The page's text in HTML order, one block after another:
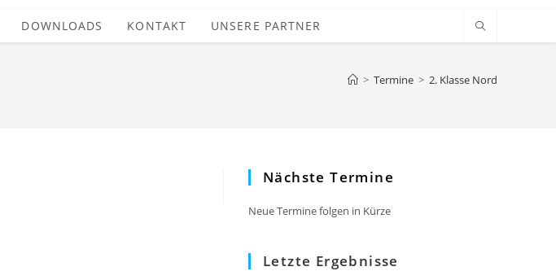
DOWNLOADS KONTAKT UNSERE PARTNER
> Termine > 2. Klasse Nord
Nächste Termine
Neue Termine folgen in Kürze
Letzte Ergebnisse